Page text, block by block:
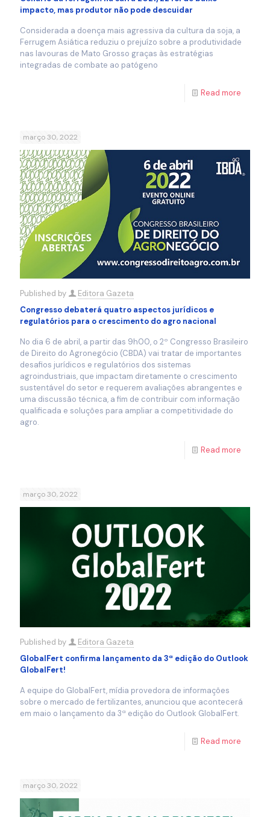
impacto, mas produtor não pode descuidar
Considerada a doença mais agressiva da cultura da soja, a
Ferrugem Asiática reduziu o prejuízo sobre a produtividade
nas lavouras de Mato Grosso graças às estratégias
integradas de combate ao patógeno
Read more
março 30, 2022
Published by
Editora Gazeta
Congresso debaterá quatro aspectos jurídicos e
regulatórios para o crescimento do agro nacional
No dia 6 de abril, a partir das 9h00, o 2º Congresso Brasileiro
de Direito do Agronegócio (CBDA) vai tratar de importantes
desafios jurídicos e regulatórios dos sistemas
agroindustriais, que impactam diretamente o crescimento
sustentável do setor e requerem avaliações abrangentes e
uma discussão técnica, a fim de contribuir com informação
qualificada e soluções para ampliar a competitividade do
agro.
Read more
março 30, 2022
Published by
Editora Gazeta
GlobalFert confirma lançamento da 3ª edição do Outlook
GlobalFert!
A equipe do GlobalFert, mídia provedora de informações
sobre o mercado de fertilizantes, anunciou que acontecerá
em maio o lançamento da 3ª edição do Outlook GlobalFert.
Read more
março 30, 2022